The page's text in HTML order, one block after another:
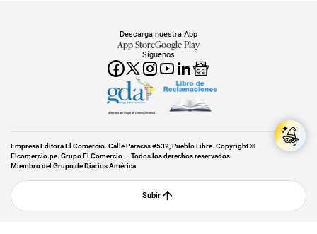
Síguenos
Descarga nuestra App
App StoreGoogle Play
Miembro del Grupo de Diarios América
Empresa Editora El Comercio. Calle Paracas #532, Pueblo Libre. Copyright ©
Elcomercio.pe. Grupo El Comercio — Todos los derechos reservados
Miembro del Grupo de Diarios América
Subir